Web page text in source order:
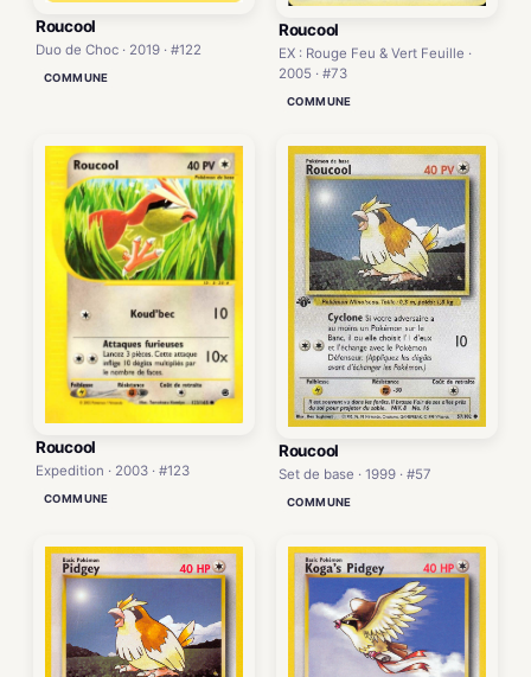
Roucool
Duo de Choc · 2019 · #122
COMMUNE
Roucool
EX : Rouge Feu & Vert Feuille ·
2005 · #73
COMMUNE
Roucool
Expedition · 2003 · #123
COMMUNE
Roucool
Set de base · 1999 · #57
COMMUNE